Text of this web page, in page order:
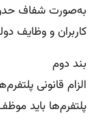
به‌صورت شفاف
کاربران و وظایف
بند دوم
الزام قانونی
پلتفرم‌ها باید